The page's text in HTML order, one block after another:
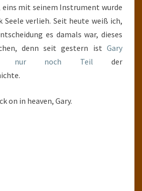
mit seinem Instrument wurde
Seele verlieh. Seit heute weiß ich,
es damals war, dieses
denn seit gestern ist Gary
nur noch Teil der
on in heaven, Gary.